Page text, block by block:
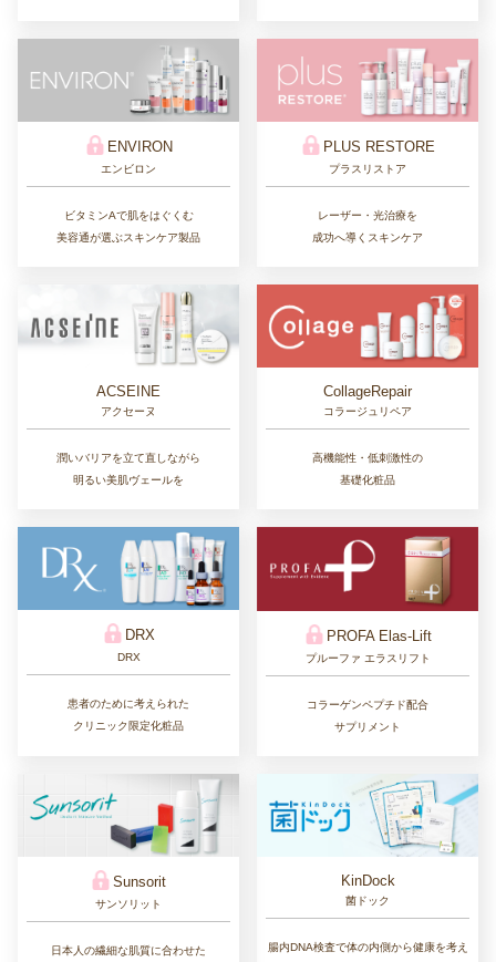
ENVIRON
エンビロン
ビタミンAで肌をはぐくむ
美容通が選ぶスキンケア製品
PLUS RESTORE
プラスリストア
レーザー・光治療を
成功へ導くスキンケア
ACSEINE
アクセーヌ
潤いバリアを立て直しながら
明るい美肌ヴェールを
CollageRepair
コラージュリペア
高機能性・低刺激性の
基礎化粧品
DRX
DRX
患者のために考えられた
クリニック限定化粧品
PROFA Elas-Lift
プルーファ エラスリフト
コラーゲンペプチド配合
サプリメント
Sunsorit
サンソリット
日本人の繊細な肌質に合わせた
KinDock
菌ドック
腸内DNA検査で体の内側から健康を考え